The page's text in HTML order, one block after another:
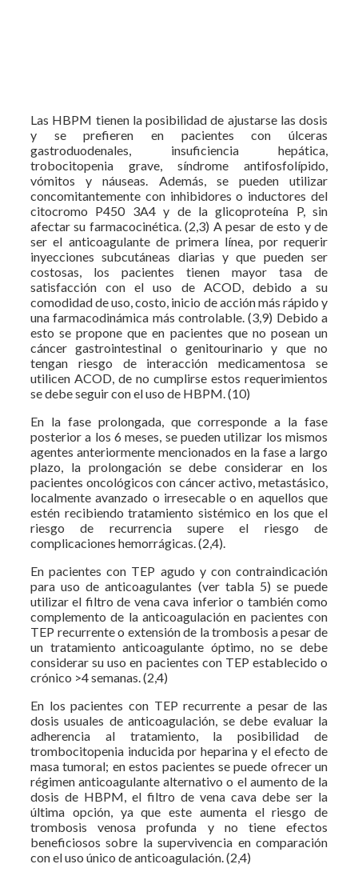
Las HBPM tienen la posibilidad de ajustarse las dosis
y se prefieren en pacientes con úlceras
gastroduodenales, insuficiencia hepática,
trobocitopenia grave, síndrome antifosfolípido,
vómitos y náuseas. Además, se pueden utilizar
concomitantemente con inhibidores o inductores del
citocromo P450 3A4 y de la glicoproteína P, sin
afectar su farmacocinética. (2,3) A pesar de esto y de
ser el anticoagulante de primera línea, por requerir
inyecciones subcutáneas diarias y que pueden ser
costosas, los pacientes tienen mayor tasa de
satisfacción con el uso de ACOD, debido a su
comodidad de uso, costo, inicio de acción más rápido y
una farmacodinámica más controlable. (3,9) Debido a
esto se propone que en pacientes que no posean un
cáncer gastrointestinal o genitourinario y que no
tengan riesgo de interacción medicamentosa se
utilicen ACOD, de no cumplirse estos requerimientos
se debe seguir con el uso de HBPM. (10)
En la fase prolongada, que corresponde a la fase
posterior a los 6 meses, se pueden utilizar los mismos
agentes anteriormente mencionados en la fase a largo
plazo, la prolongación se debe considerar en los
pacientes oncológicos con cáncer activo, metastásico,
localmente avanzado o irresecable o en aquellos que
estén recibiendo tratamiento sistémico en los que el
riesgo de recurrencia supere el riesgo de
complicaciones hemorrágicas. (2,4).
En pacientes con TEP agudo y con contraindicación
para uso de anticoagulantes (ver tabla 5) se puede
utilizar el filtro de vena cava inferior o también como
complemento de la anticoagulación en pacientes con
TEP recurrente o extensión de la trombosis a pesar de
un tratamiento anticoagulante óptimo, no se debe
considerar su uso en pacientes con TEP establecido o
crónico >4 semanas. (2,4)
En los pacientes con TEP recurrente a pesar de las
dosis usuales de anticoagulación, se debe evaluar la
adherencia al tratamiento, la posibilidad de
trombocitopenia inducida por heparina y el efecto de
masa tumoral; en estos pacientes se puede ofrecer un
régimen anticoagulante alternativo o el aumento de la
dosis de HBPM, el filtro de vena cava debe ser la
última opción, ya que este aumenta el riesgo de
trombosis venosa profunda y no tiene efectos
beneficiosos sobre la supervivencia en comparación
con el uso único de anticoagulación. (2,4)